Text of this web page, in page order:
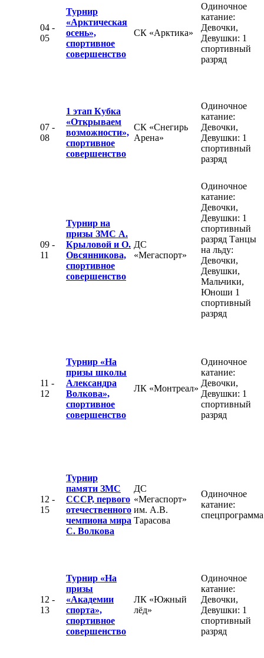
04 -
05
Турнир
«Арктическая
осень»,
спортивное
совершенство
СК «Арктика»
Одиночное
катание:
Девочки,
Девушки: 1
спортивный
разряд
07 -
08
1 этап Кубка
«Открываем
возможности»,
спортивное
совершенство
СК «Снегирь
Арена»
Одиночное
катание:
Девочки,
Девушки: 1
спортивный
разряд
09 -
11
Турнир на
призы ЗМС А.
Крыловой и О.
Овсянникова,
спортивное
совершенство
ДС
«Мегаспорт»
Одиночное
катание:
Девочки,
Девушки: 1
спортивный
разряд Танцы
на льду:
Девочки,
Девушки,
Мальчики,
Юноши 1
спортивный
разряд
11 -
12
Турнир «На
призы школы
Александра
Волкова»,
спортивное
совершенство
ЛК «Монтреал»
Одиночное
катание:
Девочки,
Девушки: 1
спортивный
разряд
12 -
15
Турнир
памяти ЗМС
СССР, первого
отечественного
чемпиона мира
С. Волкова
ДС
«Мегаспорт»
им. А.В.
Тарасова
Одиночное
катание:
спецпрограмма
12 -
13
Турнир «На
призы
«Академии
спорта»,
спортивное
совершенство
ЛК «Южный
лёд»
Одиночное
катание:
Девочки,
Девушки: 1
спортивный
разряд